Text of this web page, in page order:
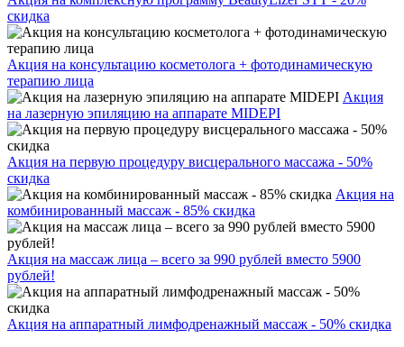
скидка
Акция на консультацию косметолога + фотодинамическую
терапию лица
Акция
на лазерную эпиляцию на аппарате MIDEPI
Акция на первую процедуру висцерального массажа - 50%
скидка
Акция на
комбинированный массаж - 85% скидка
Акция на массаж лица – всего за 990 рублей вместо 5900
рублей!
Акция на аппаратный лимфодренажный массаж - 50% скидка